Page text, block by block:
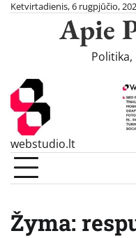
SkipKetvirtadienis, 6 rugpjūčio,
Apie
webstudio.lt
Žyma: